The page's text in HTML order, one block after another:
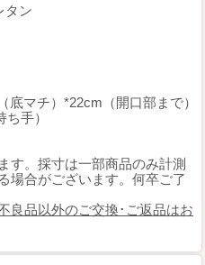
タン
マチ）*22cm（開口部まで）
手）
す。採寸は一部商品のみ計測
場合がございます。何卒ご了
良品以外のご交換･ご返品はお